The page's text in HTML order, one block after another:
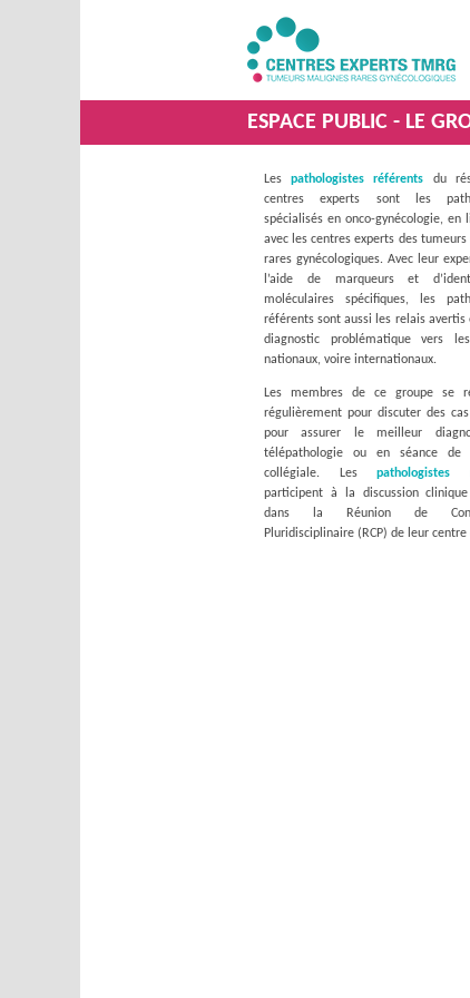
ESPACE PUBLIC - LE
Lespathologistes référents du
centres experts sont les
spécialisés en onco-gynécologie, en
avec les centres experts des
rares gynécologiques. Avec leur
l’aide de marqueurs et
moléculaires spécifiques, les
référents sont aussi les relais avertis
diagnostic problématique vers
nationaux, voire internationaux.
Les membres de ce groupe se
régulièrement pour discuter des
pour assurer le meilleur
télépathologie ou en séance de
collégiale. Lespathologistes
participent à la discussion
dans la Réunion de
Pluridisciplinaire (RCP) de leur